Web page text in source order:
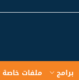
برامج ملفات خاصة